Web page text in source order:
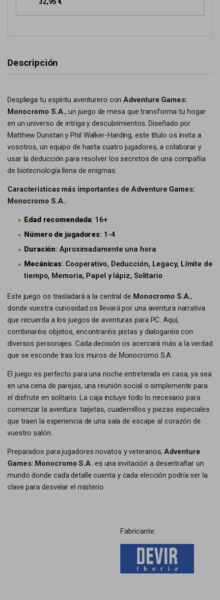
Descripción
Despliega tu espíritu aventurero conAdventure Games:
Monocromo S.A., un juego de mesa que transforma tu hogar
en un universo de intriga y descubrimientos. Diseñado por
Matthew Dunstan y Phil Walker-Harding, este título os invita a
vosotros, un equipo de hasta cuatro jugadores, a colaborar y
usar la deducción para resolver los secretos de una compañía
de biotecnología llena de enigmas.
Características más importantes de Adventure Games:
Monocromo S.A.:
Edad recomendada: 16+
Número de jugadores: 1-4
Duración: Aproximadamente una hora
Mecánicas: Cooperativo, Deducción, Legacy, Límite de
tiempo, Memoria, Papel y lápiz, Solitario
Este juego os trasladará a la central de Monocromo S.A.,
donde vuestra curiosidad os llevará por una aventura narrativa
que recuerda a los juegos de aventuras para PC. Aquí,
combinaréis objetos, encontraréis pistas y dialogaréis con
diversos personajes. Cada decisión os acercará más a la verdad
que se esconde tras los muros de Monocromo S.A.
El juego es perfecto para una noche entretenida en casa, ya sea
en una cena de parejas, una reunión social o simplemente para
el disfrute en solitario. La caja incluye todo lo necesario para
comenzar la aventura: tarjetas, cuadernillos y piezas especiales
que traen la experiencia de una sala de escape al corazón de
vuestro salón.
Preparados para jugadores novatos y veteranos,Adventure
Games: Monocromo S.A. es una invitación a desentrañar un
mundo donde cada detalle cuenta y cada elección podría ser la
clave para desvelar el misterio.
Fabricante: